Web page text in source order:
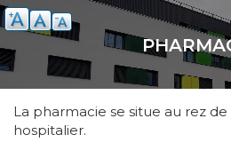
Aller
au
contenu
principal
La pharmacie se situe au rez
hospitalier.